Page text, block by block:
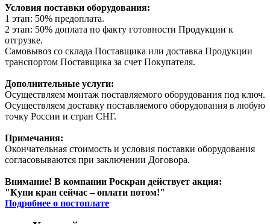
Условия поставки оборудования:
1 этап: 50% предоплата.
2 этап: 50% доплата по факту готовности Продукции к
отгрузке.
Самовывоз со склада Поставщика или доставка Продукции
транспортом Поставщика за счет Покупателя.
Дополнительные услуги:
Осуществляем монтаж поставляемого оборудования под ключ.
Осуществляем доставку поставляемого оборудования в любую
точку России и стран СНГ.
Примечания:
Окончательная стоимость и условия поставки оборудования
согласовываются при заключении Договора.
Внимание! В компании Роскран действует акция:
"Купи кран сейчас – оплати потом!"
Подробнее о постоплате